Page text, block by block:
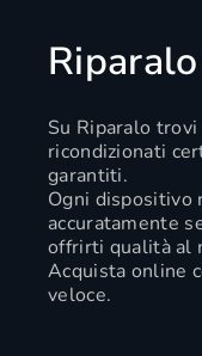
Riparalo
Su Riparalo trovi
ricondizionati
garantiti.
Ogni dispositivo
accuratamente
offrirti qualità al
Acquista online
veloce.